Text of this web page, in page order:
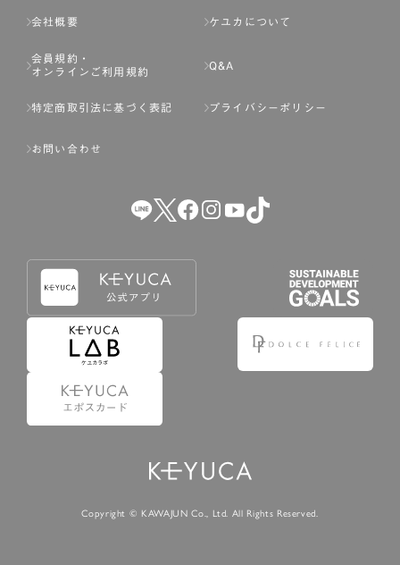
のいずれかの事由に該当する場合は、その登録を拒否し、
または事前に通知することなく一旦なされた登録を取り消
いる場合。
（5） その他、本規約または個別規定に違反した場合。
4.会員登録が取り消された場合においても、当該会員は、
弊社とのお取引等により既に発生した支払義務等の取引上
の義務および本規約上の義務の履行責任を免れないものと
します。
5.仮登録とは、ケユカが提供するアプリ等でサービスを利
用するための簡易的な会員登録（以下「仮登録」といいま
6.仮登録をすることで、第9条のポイント付与を受けるこ
7.仮登録状態はポイントの利用は行えず、第3条1項の通り
会社概要 ケユカについて
会員規約・
オンラインご利用規約
Q&A
特定商取引法に基づく表記 プライバシーポリシー
お問い合わせ
Copyright © KAWAJUN Co., Ltd. All Rights Reserved.